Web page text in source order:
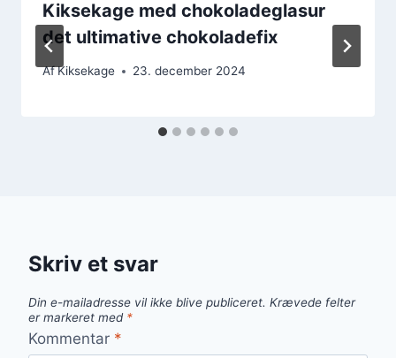
Kiksekage med chokoladeglasur
det ultimative chokoladefix
AfKiksekage 23. december 2024
Skriv et svar
Din e-mailadresse vil ikke blive publiceret. Krævede felter
er markeret med *
Kommentar *